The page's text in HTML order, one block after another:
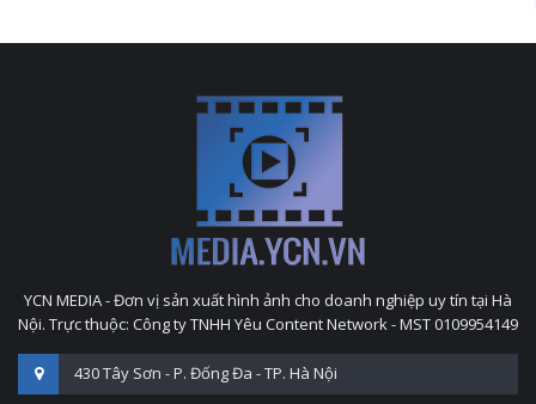
YCN MEDIA - Đơn vị sản xuất hình ảnh cho doanh nghiệp uy tín tại Hà
Nội. Trực thuộc: Công ty TNHH Yêu Content Network - MST 0109954149
430 Tây Sơn - P. Đống Đa - TP. Hà Nội